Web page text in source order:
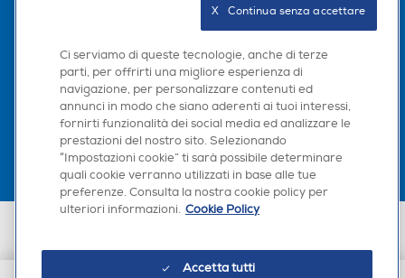
Scarica la nostra app
n. 13337170156. Codice intermediario SDI: HHBD9AK. Vendite soggette
agli Artt. 45 e ss del Codice del Consumo in tema di Diritti dei
Ci serviamo di queste tecnologie, anche di terze
parti, per offrirti una migliore esperienza di
navigazione, per personalizzare contenuti ed
annunci in modo che siano aderenti ai tuoi interessi,
fornirti funzionalità dei social media ed analizzare le
prestazioni del nostro sito. Selezionando
“Impostazioni cookie” ti sarà possibile determinare
quali cookie verranno utilizzati in base alle tue
preferenze. Consulta la nostra cookie policy per
ulteriori informazioni. Cookie Policy
Accetta tutti
X   Continua senza accettare